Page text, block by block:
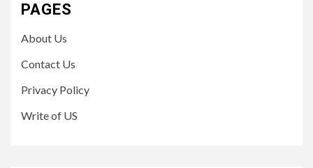
PAGES
About Us
Contact Us
Privacy Policy
Write of US